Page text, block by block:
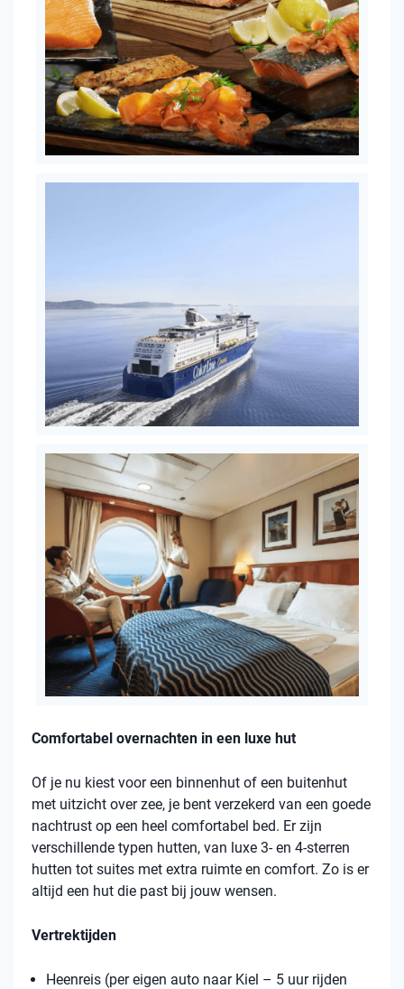
Comfortabel overnachten in een luxe hut
Of je nu kiest voor een binnenhut of een buitenhut
met uitzicht over zee, je bent verzekerd van een goede
nachtrust op een heel comfortabel bed. Er zijn
verschillende typen hutten, van luxe 3- en 4-sterren
hutten tot suites met extra ruimte en comfort. Zo is er
altijd een hut die past bij jouw wensen.
Vertrektijden
Heenreis (per eigen auto naar Kiel – 5 uur rijden